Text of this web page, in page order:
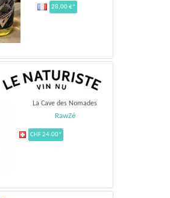
28,00 €*
La Cave des Nomades
RawZé
CHF 24.00*